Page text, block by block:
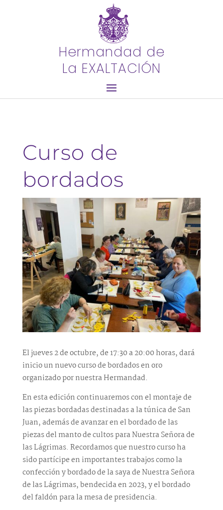
Hermandad de
La EXALTACIÓN
Curso de
bordados
El jueves 2 de octubre, de 17:30 a 20:00 horas, dará
inicio un nuevo curso de bordados en oro
organizado por nuestra Hermandad.
En esta edición continuaremos con el montaje de
las piezas bordadas destinadas a la túnica de San
Juan, además de avanzar en el bordado de las
piezas del manto de cultos para Nuestra Señora de
las Lágrimas. Recordamos que nuestro curso ha
sido partícipe en importantes trabajos como la
confección y bordado de la saya de Nuestra Señora
de las Lágrimas, bendecida en 2023, y el bordado
del faldón para la mesa de presidencia.